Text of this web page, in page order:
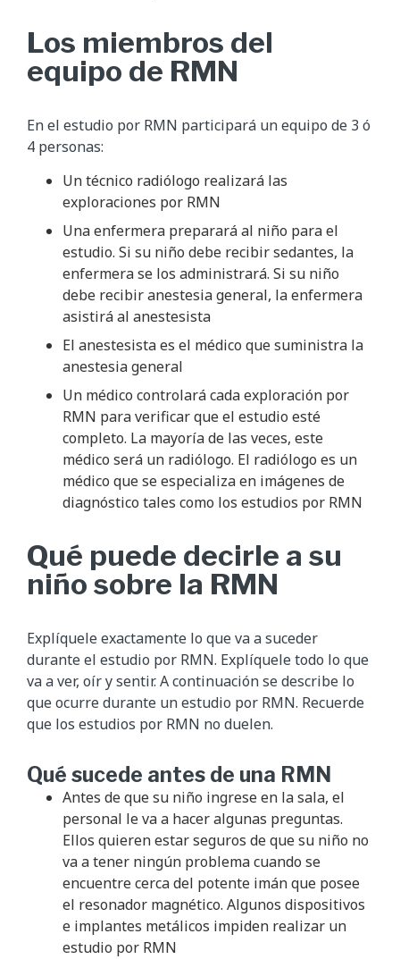
Los miembros del
equipo de RMN
En el estudio por RMN participará un equipo de 3 ó
4 personas:
Un técnico radiólogo realizará las
exploraciones por RMN
Una enfermera preparará al niño para el
estudio. Si su niño debe recibir sedantes, la
enfermera se los administrará. Si su niño
debe recibir anestesia general, la enfermera
asistirá al anestesista
El anestesista es el médico que suministra la
anestesia general
Un médico controlará cada exploración por
RMN para verificar que el estudio esté
completo. La mayoría de las veces, este
médico será un radiólogo. El radiólogo es un
médico que se especializa en imágenes de
diagnóstico tales como los estudios por RMN
Qué puede decirle a su
niño sobre la RMN
Explíquele exactamente lo que va a suceder
durante el estudio por RMN. Explíquele todo lo que
va a ver, oír y sentir. A continuación se describe lo
que ocurre durante un estudio por RMN. Recuerde
que los estudios por RMN no duelen.
Qué sucede antes de una RMN
Antes de que su niño ingrese en la sala, el
personal le va a hacer algunas preguntas.
Ellos quieren estar seguros de que su niño no
va a tener ningún problema cuando se
encuentre cerca del potente imán que posee
el resonador magnético. Algunos dispositivos
e implantes metálicos impiden realizar un
estudio por RMN